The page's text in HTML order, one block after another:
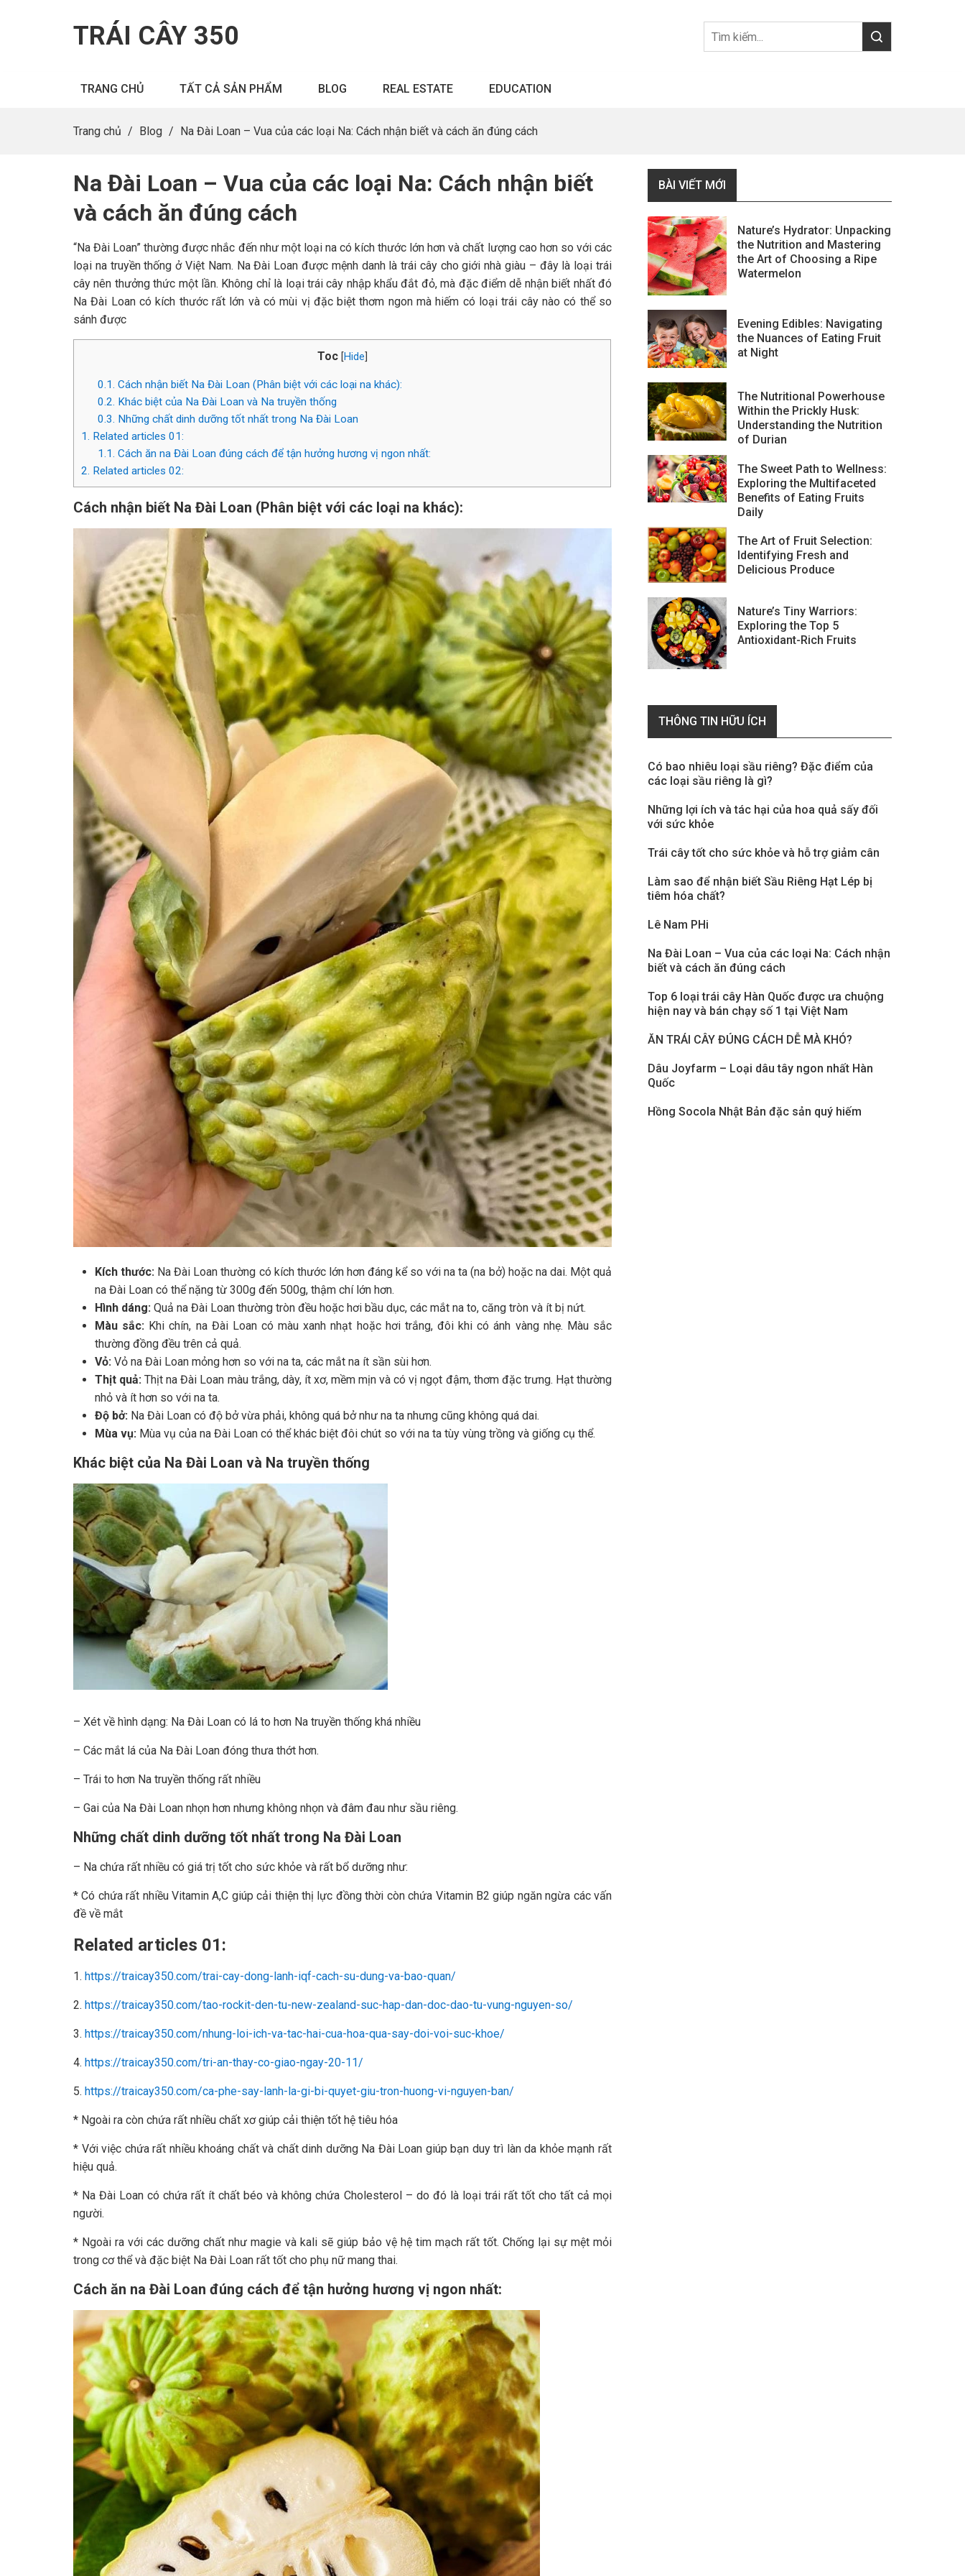
TRÁI CÂY 350
TRANG CHỦ TẤT CẢ SẢN PHẨM BLOG REAL ESTATE EDUCATION
Trang chủ / Blog / Na Đài Loan – Vua của các loại Na: Cách nhận biết và cách ăn đúng cách
Na Đài Loan – Vua của các loại Na: Cách nhận biết
và cách ăn đúng cách
“Na Đài Loan” thường được nhắc đến như một loại na có kích thước lớn hơn và chất lượng cao hơn so với các
loại na truyền thống ở Việt Nam. Na Đài Loan được mệnh danh là trái cây cho giới nhà giàu – đây là loại trái
cây nên thưởng thức một lần. Không chỉ là loại trái cây nhập khẩu đắt đỏ, mà đặc điểm dễ nhận biết nhất đó
Na Đài Loan có kích thước rất lớn và có mùi vị đặc biệt thơm ngon mà hiếm có loại trái cây nào có thể so
sánh được
Toc [Hide
0.1. Cách nhận biết Na Đài Loan (Phân biệt với các loại na khác):
0.2. Khác biệt của Na Đài Loan và Na truyền thống
0.3. Những chất dinh dưỡng tốt nhất trong Na Đài Loan
1. Related articles 01:
1.1. Cách ăn na Đài Loan đúng cách để tận hưởng hương vị ngon nhất:
2. Related articles 02:
Cách nhận biết Na Đài Loan (Phân biệt với các loại na khác):
Kích thước: Na Đài Loan thường có kích thước lớn hơn đáng kể so với na ta (na bở) hoặc na dai. Một quả
na Đài Loan có thể nặng từ 300g đến 500g, thậm chí lớn hơn.
Hình dáng: Quả na Đài Loan thường tròn đều hoặc hơi bầu dục, các mắt na to, căng tròn và ít bị nứt.
Màu sắc: Khi chín, na Đài Loan có màu xanh nhạt hoặc hơi trắng, đôi khi có ánh vàng nhẹ. Màu sắc
thường đồng đều trên cả quả.
Vỏ: Vỏ na Đài Loan mỏng hơn so với na ta, các mắt na ít sần sùi hơn.
Thịt quả: Thịt na Đài Loan màu trắng, dày, ít xơ, mềm mịn và có vị ngọt đậm, thơm đặc trưng. Hạt thường
nhỏ và ít hơn so với na ta.
Độ bở: Na Đài Loan có độ bở vừa phải, không quá bở như na ta nhưng cũng không quá dai.
Mùa vụ: Mùa vụ của na Đài Loan có thể khác biệt đôi chút so với na ta tùy vùng trồng và giống cụ thể.
Khác biệt của Na Đài Loan và Na truyền thống
– Xét về hình dạng: Na Đài Loan có lá to hơn Na truyền thống khá nhiều
– Các mắt lá của Na Đài Loan đóng thưa thớt hơn.
– Trái to hơn Na truyền thống rất nhiều
– Gai của Na Đài Loan nhọn hơn nhưng không nhọn và đâm đau như sầu riêng.
Những chất dinh dưỡng tốt nhất trong Na Đài Loan
– Na chứa rất nhiều có giá trị tốt cho sức khỏe và rất bổ dưỡng như:
* Có chứa rất nhiều Vitamin A,C giúp cải thiện thị lực đồng thời còn chứa Vitamin B2 giúp ngăn ngừa các vấn
đề về mắt
Related articles 01:
1. https://traicay350.com/trai-cay-dong-lanh-iqf-cach-su-dung-va-bao-quan/
2. https://traicay350.com/tao-rockit-den-tu-new-zealand-suc-hap-dan-doc-dao-tu-vung-nguyen-so/
3. https://traicay350.com/nhung-loi-ich-va-tac-hai-cua-hoa-qua-say-doi-voi-suc-khoe/
4. https://traicay350.com/tri-an-thay-co-giao-ngay-20-11/
5. https://traicay350.com/ca-phe-say-lanh-la-gi-bi-quyet-giu-tron-huong-vi-nguyen-ban/
* Ngoài ra còn chứa rất nhiều chất xơ giúp cải thiện tốt hệ tiêu hóa
* Với việc chứa rất nhiều khoáng chất và chất dinh dưỡng Na Đài Loan giúp bạn duy trì làn da khỏe mạnh rất
hiệu quả.
* Na Đài Loan có chứa rất ít chất béo và không chứa Cholesterol – do đó là loại trái rất tốt cho tất cả mọi
người.
* Ngoài ra với các dưỡng chất như magie và kali sẽ giúp bảo vệ hệ tim mạch rất tốt. Chống lại sự mệt mỏi
trong cơ thể và đặc biệt Na Đài Loan rất tốt cho phụ nữ mang thai.
Cách ăn na Đài Loan đúng cách để tận hưởng hương vị ngon nhất:
BÀI VIẾT MỚI
Nature’s Hydrator: Unpacking
the Nutrition and Mastering
the Art of Choosing a Ripe
Watermelon
Evening Edibles: Navigating
the Nuances of Eating Fruit
at Night
The Nutritional Powerhouse
Within the Prickly Husk:
Understanding the Nutrition
of Durian
The Sweet Path to Wellness:
Exploring the Multifaceted
Benefits of Eating Fruits
Daily
The Art of Fruit Selection:
Identifying Fresh and
Delicious Produce
Nature’s Tiny Warriors:
Exploring the Top 5
Antioxidant-Rich Fruits
THÔNG TIN HỮU ÍCH
Có bao nhiêu loại sầu riêng? Đặc điểm của
các loại sầu riêng là gì?
Những lợi ích và tác hại của hoa quả sấy đối
với sức khỏe
Trái cây tốt cho sức khỏe và hỗ trợ giảm cân
Làm sao để nhận biết Sầu Riêng Hạt Lép bị
tiêm hóa chất?
Lê Nam PHi
Na Đài Loan – Vua của các loại Na: Cách nhận
biết và cách ăn đúng cách
Top 6 loại trái cây Hàn Quốc được ưa chuộng
hiện nay và bán chạy số 1 tại Việt Nam
ĂN TRÁI CÂY ĐÚNG CÁCH DỄ MÀ KHÓ?
Dâu Joyfarm – Loại dâu tây ngon nhất Hàn
Quốc
Hồng Socola Nhật Bản đặc sản quý hiếm